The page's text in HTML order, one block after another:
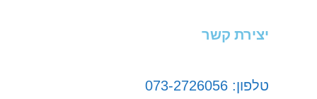
יצירת קשר
טלפון: 073-2726056